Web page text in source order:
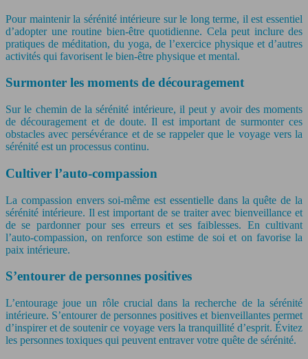
Pour maintenir la sérénité intérieure sur le long terme, il est essentiel
d’adopter une routine bien-être quotidienne. Cela peut inclure des
pratiques de méditation, du yoga, de l’exercice physique et d’autres
activités qui favorisent le bien-être physique et mental.
Surmonter les moments de découragement
Sur le chemin de la sérénité intérieure, il peut y avoir des moments
de découragement et de doute. Il est important de surmonter ces
obstacles avec persévérance et de se rappeler que le voyage vers la
sérénité est un processus continu.
Cultiver l’auto-compassion
La compassion envers soi-même est essentielle dans la quête de la
sérénité intérieure. Il est important de se traiter avec bienveillance et
de se pardonner pour ses erreurs et ses faiblesses. En cultivant
l’auto-compassion, on renforce son estime de soi et on favorise la
paix intérieure.
S’entourer de personnes positives
L’entourage joue un rôle crucial dans la recherche de la sérénité
intérieure. S’entourer de personnes positives et bienveillantes permet
d’inspirer et de soutenir ce voyage vers la tranquillité d’esprit. Évitez
les personnes toxiques qui peuvent entraver votre quête de sérénité.